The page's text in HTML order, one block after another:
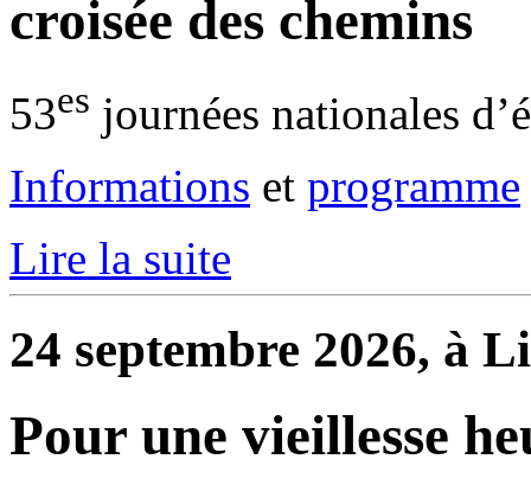
croisée des chemins
53es journées nationales
Informations et programme
Lire la suite
24 septembre 2026, à
Pour une vieillesse